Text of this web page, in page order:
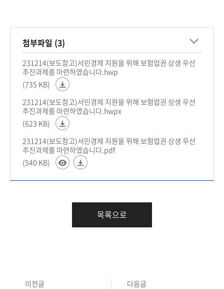
첨부파일 (3)
231214(보도참고)서민경제 지원을 위해 보험업권 상생 우선
추진과제를 마련하였습니다.hwp
(735 KB)
231214(보도참고)서민경제 지원을 위해 보험업권 상생 우선
추진과제를 마련하였습니다.hwpx
(623 KB)
231214(보도참고)서민경제 지원을 위해 보험업권 상생 우선
추진과제를 마련하였습니다.pdf
(540 KB)
목록으로
이전글 다음글